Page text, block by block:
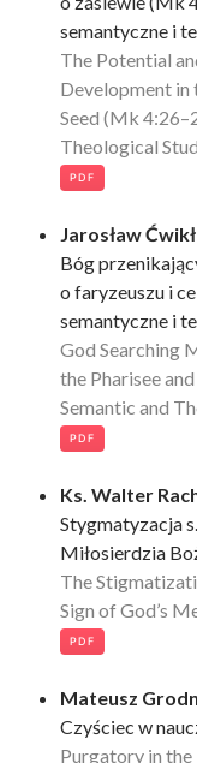
semantyczne i
The Potential
Development in
Seed (Mk
Theological
PDF
Jarosław
Bóg
o faryzeuszu i
semantyczne i
God Searching
the Pharisee
Semantic and
PDF
Ks. Walter
Stygmatyzacja
Miłosierdzia
The
Sign of God’s
PDF
Mateusz
Czyściec w
Purgatory in the